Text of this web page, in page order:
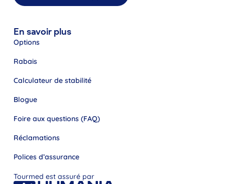
En savoir plus
Options
Rabais
Calculateur de stabilité
Blogue
Foire aux questions (FAQ)
Réclamations
Polices d’assurance
Tourmed est assuré par